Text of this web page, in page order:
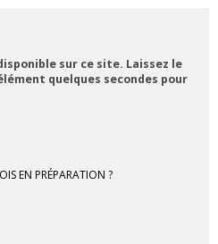
sur ce site. Laissez le
quelques secondes pour
EN PRÉPARATION ?